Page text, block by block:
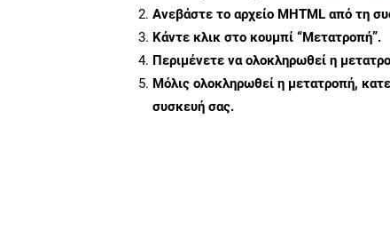
Ανεβάστε το αρχείο MHTML από τη
Κάντε κλικ στο κουμπί “Μετατροπή”.
Περιμένετε να ολοκληρωθεί η
Μόλις ολοκληρωθεί η μετατροπή,
συσκευή σας.